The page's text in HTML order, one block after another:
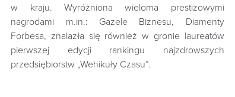
w kraju. Wyróżniona wieloma prestiżowymi
nagrodami m.in.: Gazele Biznesu, Diamenty
Forbesa, znalazła się również w gronie laureatów
pierwszej edycji rankingu najzdrowszych
przedsiębiorstw „Wehikuły Czasu”.